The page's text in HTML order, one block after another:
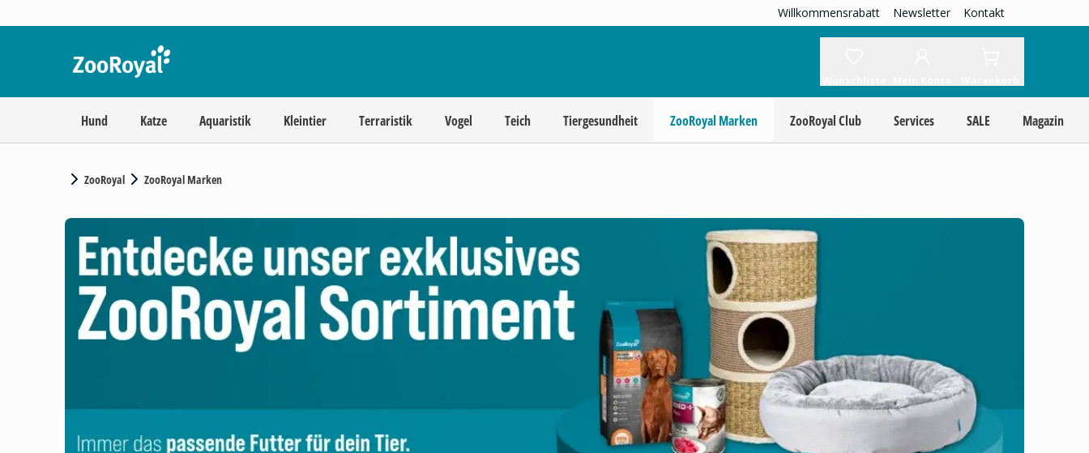
Willkommensrabatt Newsletter Kontakt
Hund Katze Aquaristik Kleintier Terraristik Vogel Teich Tiergesundheit ZooRoyal Marken ZooRoyal Club Services SALE Magazin
ZooRoyal ZooRoyal Marken